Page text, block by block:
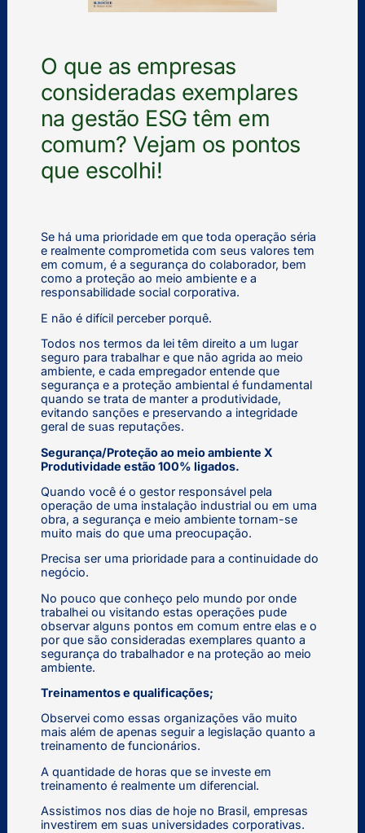
O que as empresas
consideradas exemplares
na gestão ESG têm em
comum? Vejam os pontos
que escolhi!
Se há uma prioridade em que toda operação séria
e realmente comprometida com seus valores tem
em comum, é a segurança do colaborador, bem
como a proteção ao meio ambiente e a
responsabilidade social corporativa.
E não é difícil perceber porquê.
Todos nos termos da lei têm direito a um lugar
seguro para trabalhar e que não agrida ao meio
ambiente, e cada empregador entende que
segurança e a proteção ambiental é fundamental
quando se trata de manter a produtividade,
evitando sanções e preservando a integridade
geral de suas reputações.
Segurança/Proteção ao meio ambiente X
Produtividade estão 100% ligados.
Quando você é o gestor responsável pela
operação de uma instalação industrial ou em uma
obra, a segurança e meio ambiente tornam-se
muito mais do que uma preocupação.
Precisa ser uma prioridade para a continuidade do
negócio.
No pouco que conheço pelo mundo por onde
trabalhei ou visitando estas operações pude
observar alguns pontos em comum entre elas e o
por que são consideradas exemplares quanto a
segurança do trabalhador e na proteção ao meio
ambiente.
Treinamentos e qualificações;
Observei como essas organizações vão muito
mais além de apenas seguir a legislação quanto a
treinamento de funcionários.
A quantidade de horas que se investe em
treinamento é realmente um diferencial.
Assistimos nos dias de hoje no Brasil, empresas
investirem em suas universidades corporativas.